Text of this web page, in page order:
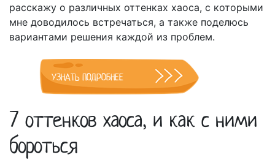
расскажу о различных оттенках хаоса, с которыми
мне доводилось встречаться, а также поделюсь
вариантами решения каждой из проблем.
УЗНАТЬ ПОДРОБНЕЕ
7 оттенков хаоса, и как с ними
бороться